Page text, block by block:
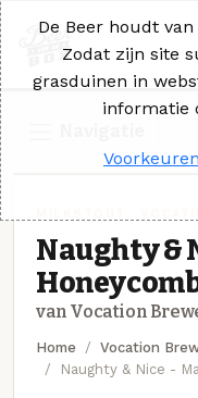
Naughty &
van Vocation
Home
Vocation
Naughty & Nice -
De Beer houdt
Zodat zijn site
grasduinen in
informatie
Voorkeuren